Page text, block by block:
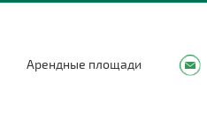
Арендные площади